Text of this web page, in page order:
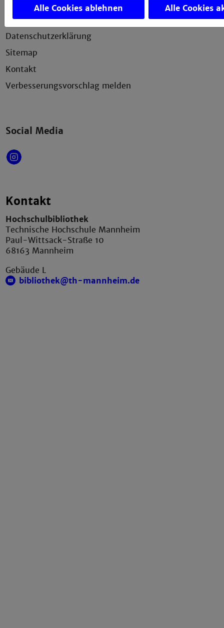
Impressum
Erklärung zur Barrierefreiheit
Datenschutzerklärung
Sitemap
Kontakt
Verbesserungsvorschlag melden
Social Media
Kontakt
Hochschulbibliothek
Technische Hochschule Mannheim
Paul-Wittsack-Straße 10
68163 Mannheim
Gebäude L
bibliothek@th-mannheim.de
Alle Cookies ablehnen Alle Cookies